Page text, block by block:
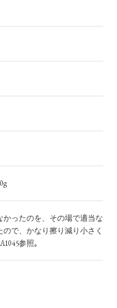
ったのを、その場で適当な
で、かなり擦り減り小さく
参照｡